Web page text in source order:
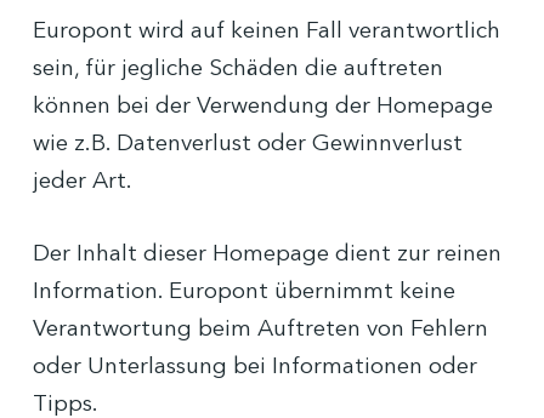
Europont wird auf keinen Fall verantwortlich
sein, für jegliche Schäden die auftreten
können bei der Verwendung der Homepage
wie z.B. Datenverlust oder Gewinnverlust
jeder Art.
Der Inhalt dieser Homepage dient zur reinen
Information. Europont übernimmt keine
Verantwortung beim Auftreten von Fehlern
oder Unterlassung bei Informationen oder
Tipps.